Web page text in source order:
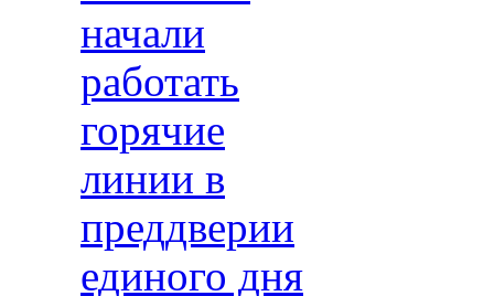
начали
работать
горячие
линии в
преддверии
единого дня